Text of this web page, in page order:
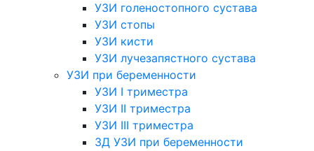
УЗИ голеностопного сустава
УЗИ стопы
УЗИ кисти
УЗИ лучезапястного сустава
УЗИ при беременности
УЗИ I триместра
УЗИ II триместра
УЗИ III триместра
3Д УЗИ при беременности